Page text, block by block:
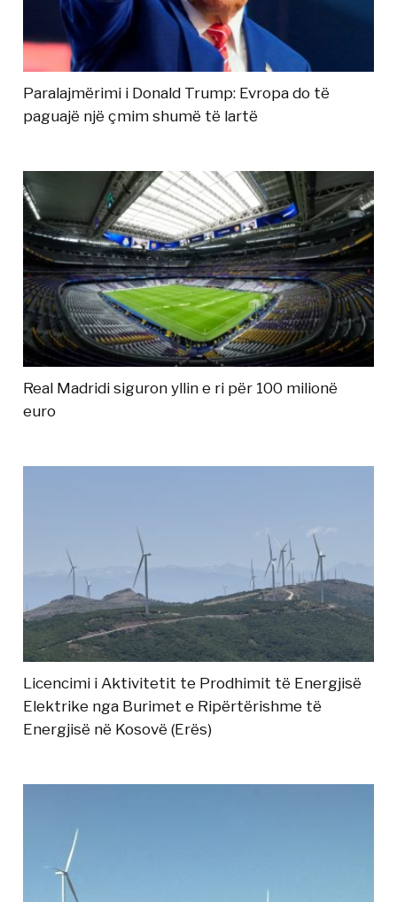
Paralajmërimi i Donald Trump: Evropa do të
paguajë një çmim shumë të lartë
Real Madridi siguron yllin e ri për 100 milionë
euro
Licencimi i Aktivitetit te Prodhimit të Energjisë
Elektrike nga Burimet e Ripërtërishme të
Energjisë në Kosovë (Erës)